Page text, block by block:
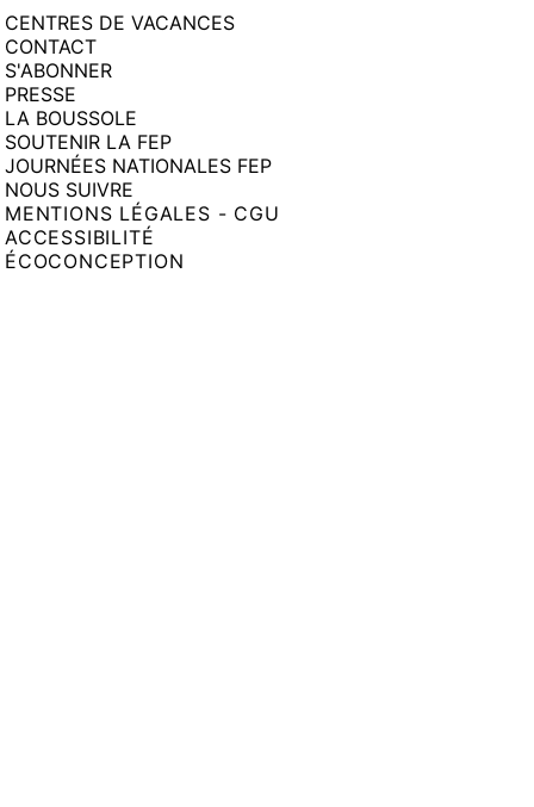
CENTRES DE VACANCES
CONTACT
S'ABONNER
PRESSE
LA BOUSSOLE
SOUTENIR LA FEP
JOURNÉES NATIONALES FEP
NOUS SUIVRE
MENTIONS LÉGALES - CGU
ACCESSIBILITÉ
ÉCOCONCEPTION